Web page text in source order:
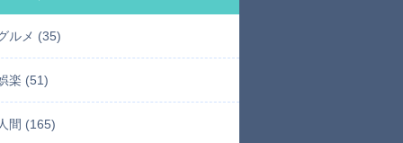
ルメ (35)
楽 (51)
間 (165)